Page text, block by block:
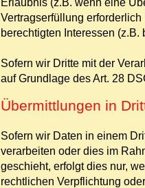
Vertragserfüllung
berechtigten Interessen
Sofern wir Dritte mit der
auf Grundlage des Art. 28
Übermittlungen in
Sofern wir Daten in einem
verarbeiten oder dies im
geschieht, erfolgt dies nur,
rechtlichen Verpflichtung